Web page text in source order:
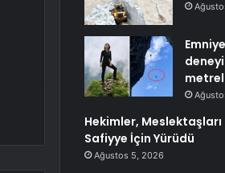
Hekimler, Meslektaşları
Safiyye İçin Yürüdü
Ağustos 5, 2026